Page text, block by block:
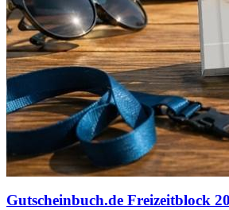
Gutscheinbuch.de Freizeitblock